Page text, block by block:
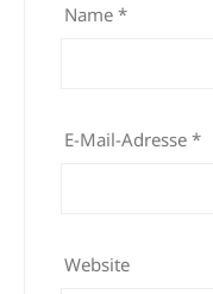
Name *
E-Mail-Adresse *
Website